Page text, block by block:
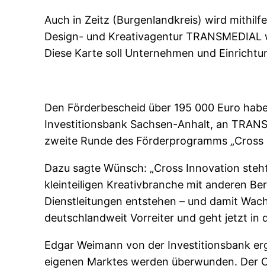
Auch in Zeitz (Burgenlandkreis) wird
Design- und Kreativagentur
Diese Karte soll Unternehmen und
Den Förderbescheid über 195 000 Euro
Investitionsbank Sachsen-Anhalt, an
zweite Runde des Förderprogramms „Cross
Dazu sagte Wünsch: „Cross Innovation
kleinteiligen Kreativbranche mit anderen
Dienstleitungen entstehen – und damit
deutschlandweit Vorreiter und geht jetzt in
Edgar Weimann von der Investitionsbank
eigenen Marktes werden überwunden.